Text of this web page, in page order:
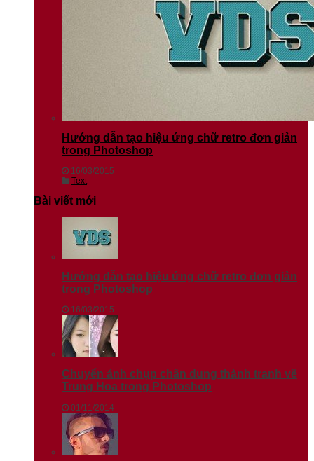
Hướng dẫn tạo hiệu ứng chữ retro đơn giản
trong Photoshop
16/03/2015
Text
Bài viết mới
Hướng dẫn tạo hiệu ứng chữ retro đơn giản
trong Photoshop
16/03/2015
Chuyển ảnh chụp chân dung thành tranh vẽ
Trung Hoa trong Photoshop
01/11/2014